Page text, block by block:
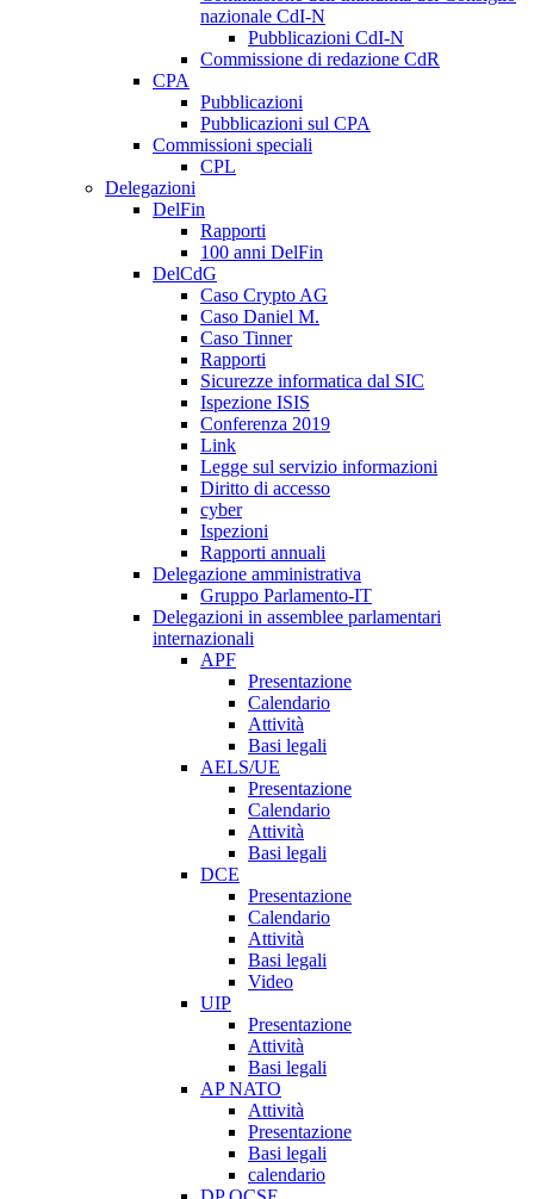
nazionale CdI-N
Pubblicazioni CdI-N
Commissione di redazione CdR
CPA
Pubblicazioni
Pubblicazioni sul CPA
Commissioni speciali
CPL
Delegazioni
DelFin
Rapporti
100 anni DelFin
DelCdG
Caso Crypto AG
Caso Daniel M.
Caso Tinner
Rapporti
Sicurezze informatica dal SIC
Ispezione ISIS
Conferenza 2019
Link
Legge sul servizio informazioni
Diritto di accesso
cyber
Ispezioni
Rapporti annuali
Delegazione amministrativa
Gruppo Parlamento-IT
Delegazioni in assemblee parlamentari
internazionali
APF
Presentazione
Calendario
Attività
Basi legali
AELS/UE
Presentazione
Calendario
Attività
Basi legali
DCE
Presentazione
Calendario
Attività
Basi legali
Video
UIP
Presentazione
Attività
Basi legali
AP NATO
Attività
Presentazione
Basi legali
calendario